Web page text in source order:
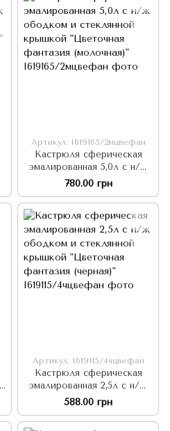
Артикул: I619165/2мцвефан
Кастрюля сферическая
эмалированная 5,0л с н/ж
ободком и стеклянной
крышкой "Цветочная
фантазия (молочная)"
780.00 грн
Артикул: I619115/4чцвефан
Кастрюля сферическая
эмалированная 2,5л с н/ж
ободком и стеклянной
крышкой "Цветочная
фантазия (черная)"
588.00 грн